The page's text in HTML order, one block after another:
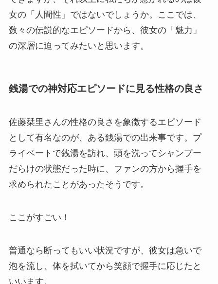
女の「人間性」ではないでしょうか。ここでは、
数々の伝説的なエピソードから、彼女の「魅力」
の深層に迫ってみたいと思います。
銭湯での神対応エピソードに見る性格の良さ
佐藤栞里さんの性格の良さを象徴するエピソード
として有名なのが、ある銭湯での出来事です。プ
ライベートで銭湯を訪れ、頭を洗ってシャンプー
だらけの状態だった時に、ファンの方から握手を
求められたことがあったそうです。
ここがすごい！
普通なら断ってもいい状況ですが、彼女は急いで
泡を流し、体を拭いてから笑顔で握手に応じたと
いいます。